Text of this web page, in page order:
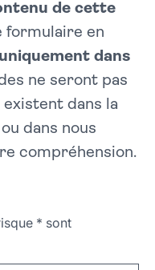
de cette
formulaire en
uniquement dans
ne seront pas
dans la
dans nous
compréhension.
* sont